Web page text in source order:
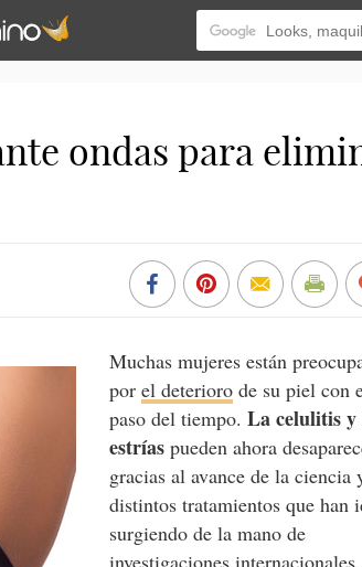
ondas para
Muchas mujeres están
porel deterioro de su piel con
paso del tiempo.La celulitis y
estrías pueden ahora
gracias al avance de la ciencia
distintos tratamientos que han
surgiendo de la mano de
investigaciones internacionales.